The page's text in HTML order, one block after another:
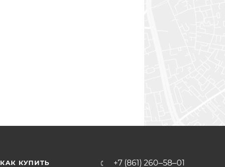
КАК КУПИТЬ +7 (861) 260‒58‒01